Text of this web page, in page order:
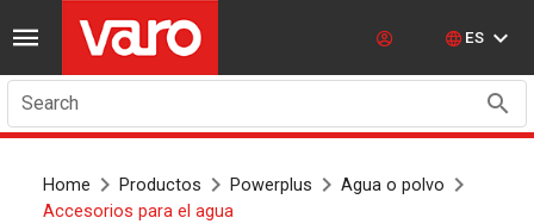
ES
Search
Home Productos Powerplus
Agua o polvo
Accesorios para el agua